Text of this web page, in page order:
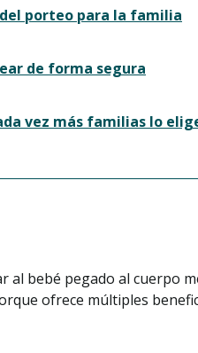
porteo para la familia
de forma segura
vez más familias lo
al bebé pegado al cuerpo
ofrece múltiples